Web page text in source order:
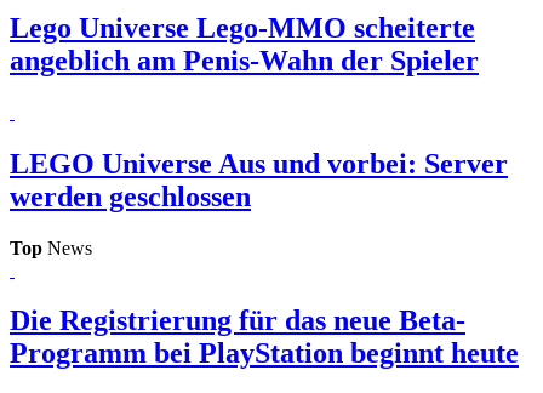
Lego Universe Lego-MMO scheiterte
angeblich am Penis-Wahn der Spieler
LEGO Universe Aus und vorbei: Server
werden geschlossen
Top News
Die Registrierung für das neue Beta-
Programm bei PlayStation beginnt heute